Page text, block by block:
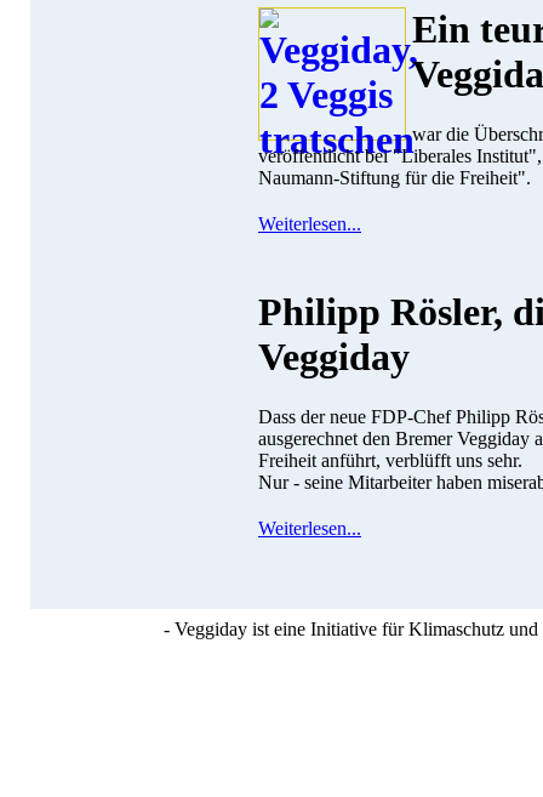
Ein
war die
veröffentlicht bei "Liberales
Naumann-Stiftung für die Freiheit".
Weiterlesen...
Philipp Rösler,
Veggiday
Dass der neue FDP-Chef Philipp
ausgerechnet den Bremer Veggiday
Freiheit anführt, verblüfft uns sehr.
Nur - seine Mitarbeiter haben
Weiterlesen...
- Veggiday ist eine Initiative für Klimaschutz